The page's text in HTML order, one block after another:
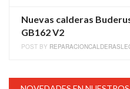
Nuevas calderas
GB162 V2
POST BY